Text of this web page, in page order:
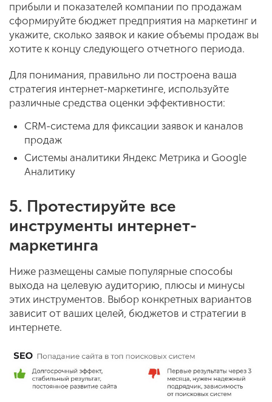
прибыли и показателей компании по продажам
сформируйте бюджет предприятия на маркетинг и
укажите, сколько заявок и какие объемы продаж вы
хотите к концу следующего отчетного периода.
Для понимания, правильно ли построена ваша
стратегия интернет-маркетинге, используйте
различные средства оценки эффективности:
CRM-система для фиксации заявок и каналов
продаж
Системы аналитики Яндекс Метрика и Google
Аналитику
5. Протестируйте все
инструменты интернет-
маркетинга
Ниже размещены самые популярные способы
выхода на целевую аудиторию, плюсы и минусы
этих инструментов. Выбор конкретных вариантов
зависит от ваших целей, бюджетов и стратегии в
интернете.